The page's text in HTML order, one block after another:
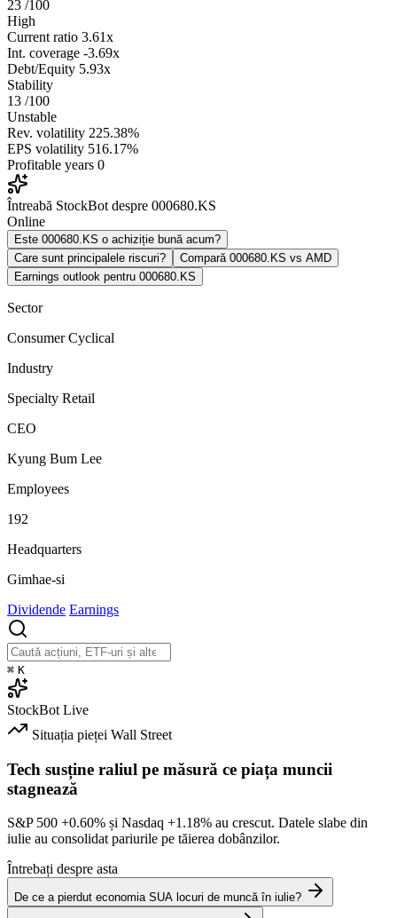
23 /100
High
Current ratio 3.61x
Int. coverage -3.69x
Debt/Equity 5.93x
Stability
13 /100
Unstable
Rev. volatility 225.38%
EPS volatility 516.17%
Profitable years 0
Întreabă StockBot despre 000680.KS
Online
Este 000680.KS o achiziție bună acum?
Care sunt principalele riscuri?
Compară 000680.KS vs AMD
Earnings outlook pentru 000680.KS
Sector
Consumer Cyclical
Industry
Specialty Retail
CEO
Kyung Bum Lee
Employees
192
Headquarters
Gimhae-si
Dividende Earnings
⌘ K
StockBot Live
Situația pieței Wall Street
Tech susține raliul pe măsură ce piața muncii
stagnează
S&P 500 +0.60% și Nasdaq +1.18% au crescut. Datele slabe din
iulie au consolidat pariurile pe tăierea dobânzilor.
Întrebați despre asta
De ce a pierdut economia SUA locuri de muncă în iulie?